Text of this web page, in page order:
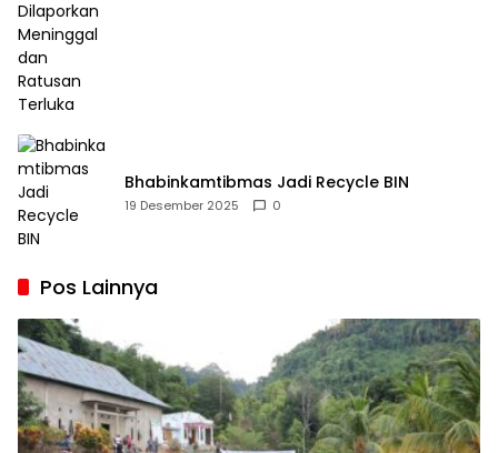
Bhabinkamtibmas Jadi Recycle BIN
19 Desember 2025 0
Pos Lainnya